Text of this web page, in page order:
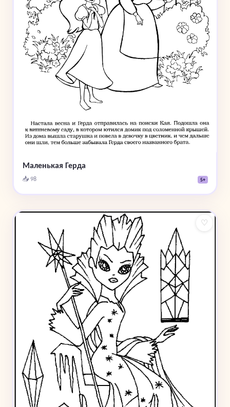
Маленькая Герда
📥 98 5+
♡